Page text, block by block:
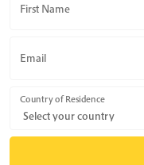
First Name
Email
Country of Residence